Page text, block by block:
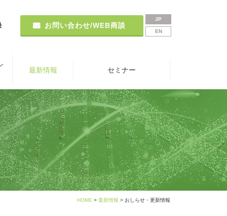
お問い合わせ/WEB商談
JP
EN
最新情報 セミナー
HOME > 最新情報 > おしらせ・更新情報